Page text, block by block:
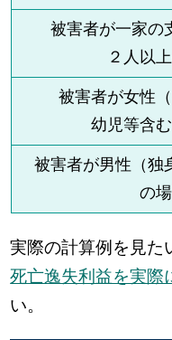
被害者が一家の
２人以
被害者が女性
幼児等含
被害者が男性（独
の
実際の計算例を見た
死亡逸失利益を実際
い。